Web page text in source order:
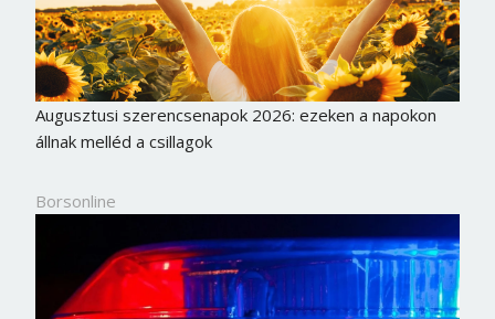
Augusztusi szerencsenapok 2026: ezeken a napokon
állnak melléd a csillagok
Borsonline